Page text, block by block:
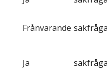
Frånvarande
Ja